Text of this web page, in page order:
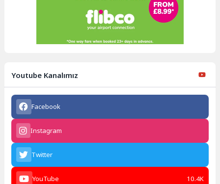
Youtube Kanalımız
Facebook
Instagram
Twitter
YouTube 10.4K